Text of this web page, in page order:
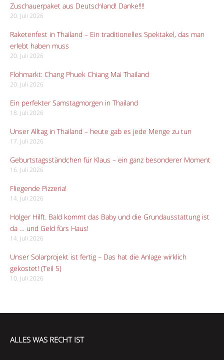
Zuschauerpaket aus Deutschland! Danke!!!!
20. Juli 2026
Raketenfest in Thailand – Ein traditionelles Spektakel, das man
erlebt haben muss
20. Juli 2026
Flohmarkt: Chang Phuek Chiang Mai Thailand
20. Juli 2026
Ein perfekter Samstagmorgen in Thailand
18. Juli 2026
Unser Alltag in Thailand – heute gab es jede Menge zu tun
17. Juli 2026
Geburtstagsständchen für Klaus – ein ganz besonderer Moment
16. Juli 2026
Fliegende Pizzeria!
14. Juli 2026
Holger Hilft. Bald kommt das Baby und die Grundausstattung ist
da … und Geld fürs Haus!
14. Juli 2026
Unser Solarprojekt ist fertig – Das hat die Anlage wirklich
gekostet! (Teil 5)
10. Juli 2026
ALLES WAS RECHT IST